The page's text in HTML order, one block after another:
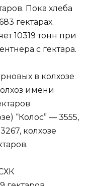
Пока хлеба
гектарах.
10319 тонн при
с гектара.
в колхозе
имени
“Колос” — 3555,
кол­хозе